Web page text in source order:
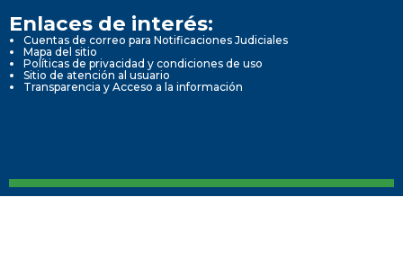
Enlaces de interés:
Cuentas de correo para Notificaciones Judiciales
Mapa del sitio
Políticas de privacidad y condiciones de uso
Sitio de atención al usuario
Transparencia y Acceso a la información